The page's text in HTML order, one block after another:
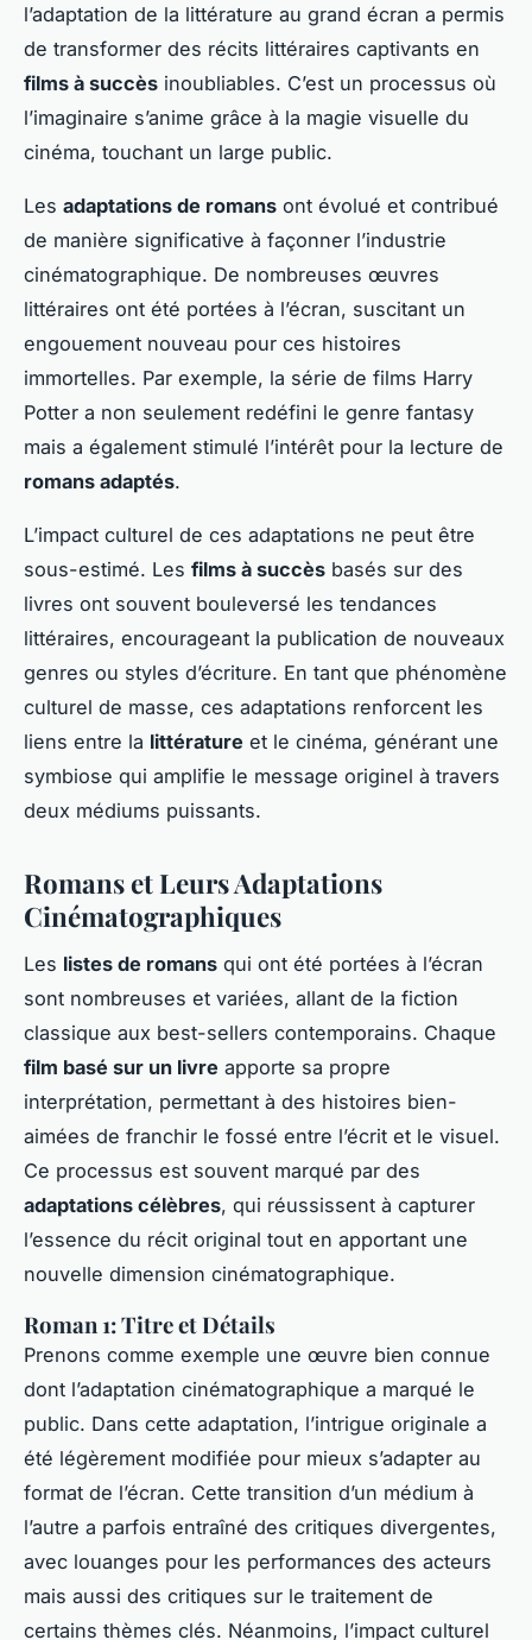
l’adaptation de la littérature au grand écran a permis
de transformer des récits littéraires captivants en
films à succès inoubliables. C’est un processus où
l’imaginaire s’anime grâce à la magie visuelle du
cinéma, touchant un large public.
Les adaptations de romans ont évolué et contribué
de manière significative à façonner l’industrie
cinématographique. De nombreuses œuvres
littéraires ont été portées à l’écran, suscitant un
engouement nouveau pour ces histoires
immortelles. Par exemple, la série de films Harry
Potter a non seulement redéfini le genre fantasy
mais a également stimulé l’intérêt pour la lecture de
romans adaptés.
L’impact culturel de ces adaptations ne peut être
sous-estimé. Les films à succès basés sur des
livres ont souvent bouleversé les tendances
littéraires, encourageant la publication de nouveaux
genres ou styles d’écriture. En tant que phénomène
culturel de masse, ces adaptations renforcent les
liens entre la littérature et le cinéma, générant une
symbiose qui amplifie le message originel à travers
deux médiums puissants.
Romans et Leurs Adaptations
Cinématographiques
Les listes de romans qui ont été portées à l’écran
sont nombreuses et variées, allant de la fiction
classique aux best-sellers contemporains. Chaque
film basé sur un livre apporte sa propre
interprétation, permettant à des histoires bien-
aimées de franchir le fossé entre l’écrit et le visuel.
Ce processus est souvent marqué par des
adaptations célèbres, qui réussissent à capturer
l’essence du récit original tout en apportant une
nouvelle dimension cinématographique.
Roman 1: Titre et Détails
Prenons comme exemple une œuvre bien connue
dont l’adaptation cinématographique a marqué le
public. Dans cette adaptation, l’intrigue originale a
été légèrement modifiée pour mieux s’adapter au
format de l’écran. Cette transition d’un médium à
l’autre a parfois entraîné des critiques divergentes,
avec louanges pour les performances des acteurs
mais aussi des critiques sur le traitement de
certains thèmes clés. Néanmoins, l’impact culturel